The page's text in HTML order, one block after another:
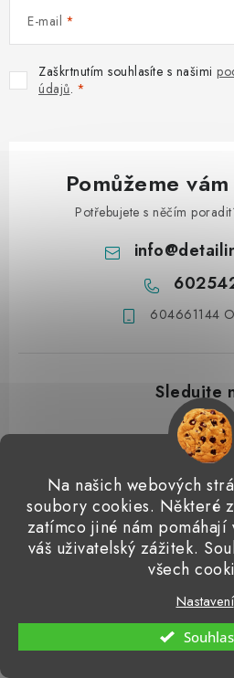
Na našich webových
soubory cookies. Některé
zatímco jiné nám
váš uživatelský zážitek.
všech
Nastavení
E-mail
Zaškrtnutím souhlasíte s našimi
údajů.
Pomůžeme
Potřebujete s něčím
info@
604661144
Přijímáme online platby
Detailingclub Dodo Juice
Microfiber
Vytvořil
Copyright 2026Detailingshop.